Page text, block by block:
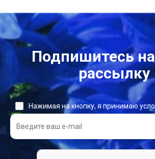
Подпишитесь
рассылку
Нажимая на кнопку, я принимаю